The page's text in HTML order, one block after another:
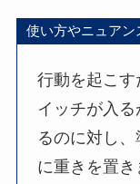
使い方やニュアン
行動を起こす
イッチが入
るのに対し、
に重きを置き